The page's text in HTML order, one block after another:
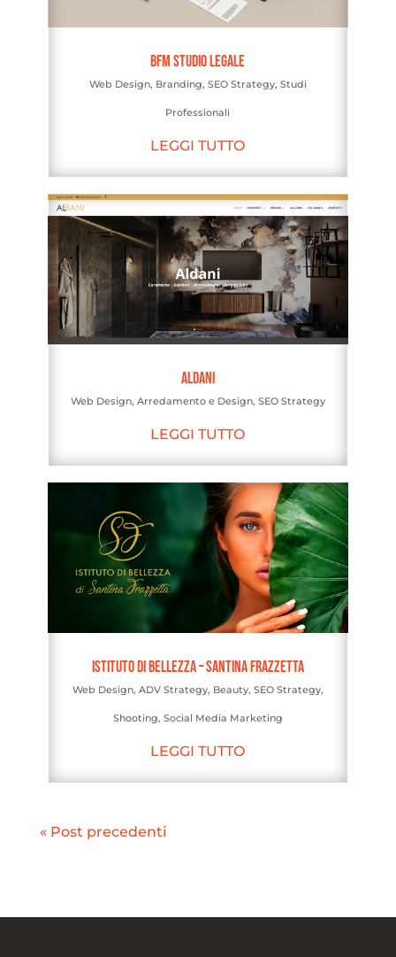
BFM Studio Legale
Web Design, Branding, SEO Strategy, Studi
Professionali
LEGGI TUTTO
Aldani
Web Design, Arredamento e Design, SEO Strategy
LEGGI TUTTO
Istituto di Bellezza – Santina Frazzetta
Web Design, ADV Strategy, Beauty, SEO Strategy,
Shooting, Social Media Marketing
LEGGI TUTTO
« Post precedenti